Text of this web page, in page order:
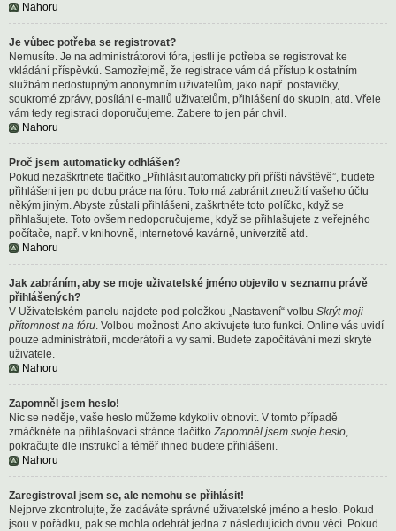
Nahoru
Je vůbec potřeba se registrovat?
Nemusíte. Je na administrátorovi fóra, jestli je potřeba se registrovat ke
vkládání příspěvků. Samozřejmě, že registrace vám dá přístup k ostatním
službám nedostupným anonymním uživatelům, jako např. postavičky,
soukromé zprávy, posílání e-mailů uživatelům, přihlášení do skupin, atd. Vřele
vám tedy registraci doporučujeme. Zabere to jen pár chvil.
Nahoru
Proč jsem automaticky odhlášen?
Pokud nezaškrtnete tlačítko „Přihlásit automaticky při příští návštěvě”, budete
přihlášeni jen po dobu práce na fóru. Toto má zabránit zneužití vašeho účtu
někým jiným. Abyste zůstali přihlášeni, zaškrtněte toto políčko, když se
přihlašujete. Toto ovšem nedoporučujeme, když se přihlašujete z veřejného
počítače, např. v knihovně, internetové kavárně, univerzitě atd.
Nahoru
Jak zabráním, aby se moje uživatelské jméno objevilo v seznamu právě
přihlášených?
V Uživatelském panelu najdete pod položkou „Nastavení“ volbu Skrýt moji
přítomnost na fóru. Volbou možnosti Ano aktivujete tuto funkci. Online vás uvidí
pouze administrátoři, moderátoři a vy sami. Budete započítáváni mezi skryté
uživatele.
Nahoru
Zapomněl jsem heslo!
Nic se neděje, vaše heslo můžeme kdykoliv obnovit. V tomto případě
zmáčkněte na přihlašovací stránce tlačítkoZapomněl jsem svoje heslo,
pokračujte dle instrukcí a téměř ihned budete přihlášeni.
Nahoru
Zaregistroval jsem se, ale nemohu se přihlásit!
Nejprve zkontrolujte, že zadáváte správné uživatelské jméno a heslo. Pokud
jsou v pořádku, pak se mohla odehrát jedna z následujících dvou věcí. Pokud